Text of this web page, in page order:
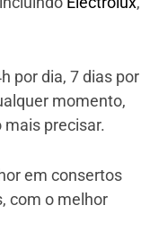
por dia, 7 dias por
momento,
precisar.
em consertos
com o melhor